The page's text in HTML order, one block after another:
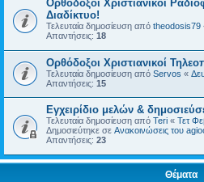
Ορθόδοξοι Χριστιανικοί
Διαδίκτυο!
Τελευταία δημοσίευση από theodosis79
Απαντήσεις: 18
Ορθόδοξοι Χριστιανικοί
Τελευταία δημοσίευση από Servos «
Απαντήσεις: 15
Εγχειρίδιο μελών &
Τελευταία δημοσίευση από Teri « Τετ
Δημοσιεύτηκε σε Ανακοινώσεις του
Απαντήσεις: 23
Θέματα